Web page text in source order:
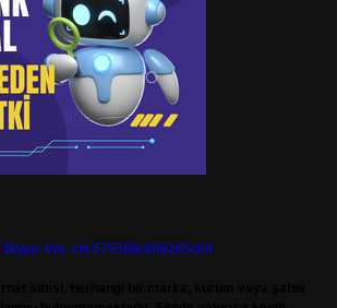
Skype: live:.cid.575569c608265c69